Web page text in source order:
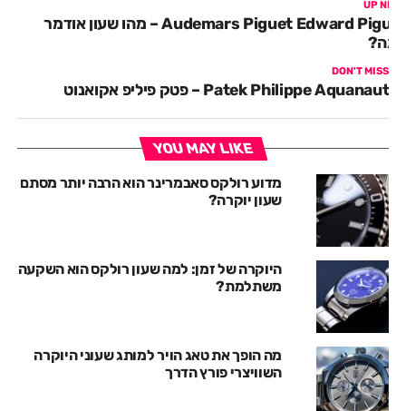
UP
Audemars Piguet Edward Piguet – מהו שעון אודמר
DON'T MISS
Patek Philippe Aquanaut – פטק פיליפ אקואנוט
YOU MAY LIKE
מדוע רולקס סאבמרינר הוא הרבה יותר מסתם
שעון יוקרה?
היוקרה של זמן: למה שעון רולקס הוא השקעה
משתלמת?
מה הופך את טאג הויר למותג שעוני היוקרה
השוויצרי פורץ הדרך